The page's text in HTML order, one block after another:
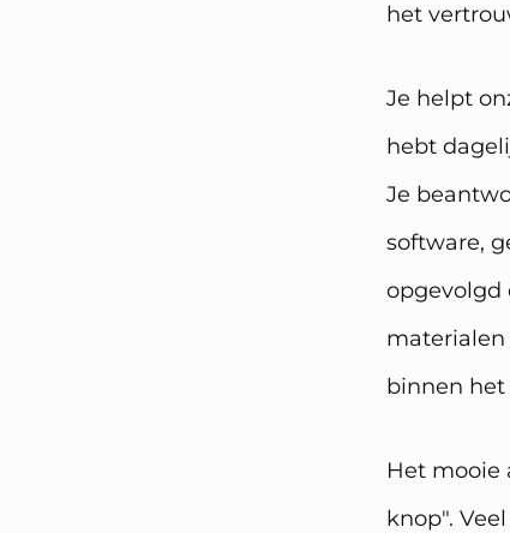
het
Je helpt
hebt
Je
software,
opgevolgd
materialen
binnen het
Het mooie
knop".